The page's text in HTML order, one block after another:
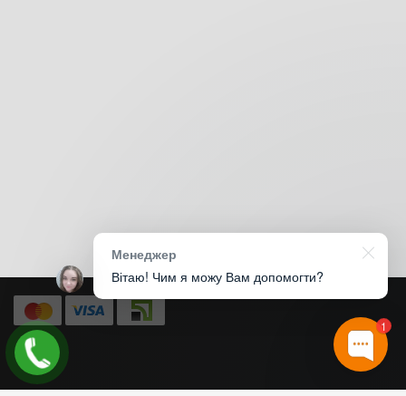
1
Менеджер
Вітаю! Чим я можу Вам допомогти?